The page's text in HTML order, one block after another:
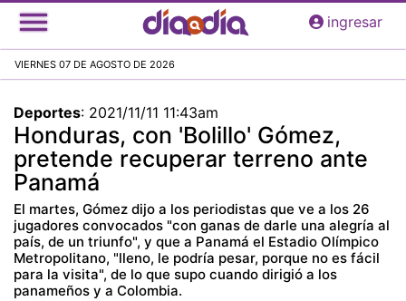
Pasar
al
principal
ingresar
VIERNES 07 DE AGOSTO DE 2026
Deportes: 2021/11/11 11:43am
Honduras, con 'Bolillo' Gómez,
pretende recuperar terreno ante
Panamá
El martes, Gómez dijo a los periodistas que ve a los 26
jugadores convocados "con ganas de darle una alegría al
país, de un triunfo", y que a Panamá el Estadio Olímpico
Metropolitano, "lleno, le podría pesar, porque no es fácil
para la visita", de lo que supo cuando dirigió a los
panameños y a Colombia.